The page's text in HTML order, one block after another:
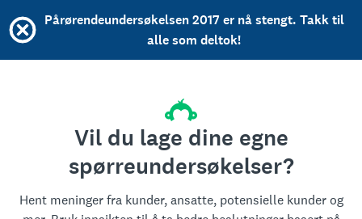
Pårørendeundersøkelsen 2017 er nå stengt. Takk til
alle som deltok!
Vil du lage dine egne
spørreundersøkelser?
Hent meninger fra kunder, ansatte, potensielle kunder og